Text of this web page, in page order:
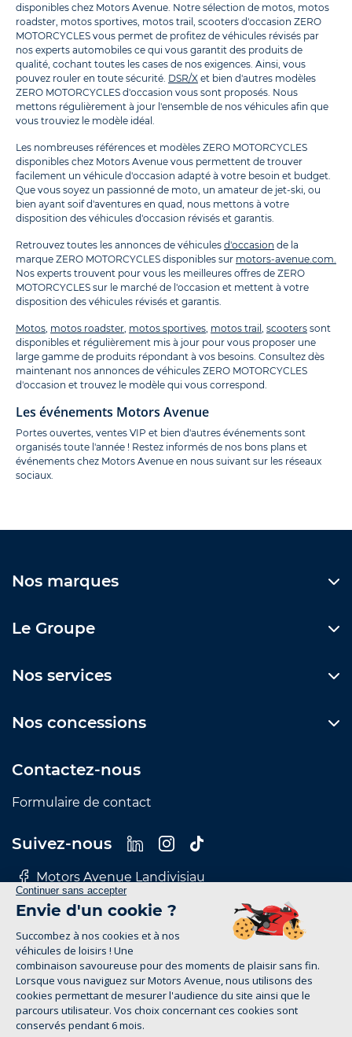
disponibles chez Motors Avenue. Notre sélection de motos, motos
roadster, motos sportives, motos trail, scooters d'occasion ZERO
MOTORCYCLES vous permet de profitez de véhicules révisés par
nos experts automobiles ce qui vous garantit des produits de
qualité, cochant toutes les cases de nos exigences. Ainsi, vous
pouvez rouler en toute sécurité. DSR/X et bien d'autres modèles
ZERO MOTORCYCLES d'occasion vous sont proposés. Nous
mettons régulièrement à jour l'ensemble de nos véhicules afin que
vous trouviez le modèle idéal.
Les nombreuses références et modèles ZERO MOTORCYCLES
disponibles chez Motors Avenue vous permettent de trouver
facilement un véhicule d'occasion adapté à votre besoin et budget.
Que vous soyez un passionné de moto, un amateur de jet-ski, ou
bien ayant soif d'aventures en quad, nous mettons à votre
disposition des véhicules d'occasion révisés et garantis.
Retrouvez toutes les annonces de véhicules d'occasion de la
marque ZERO MOTORCYCLES disponibles sur motors-avenue.com.
Nos experts trouvent pour vous les meilleures offres de ZERO
MOTORCYCLES sur le marché de l'occasion et mettent à votre
disposition des véhicules révisés et garantis.
Motos motos roadster motos sportives motos trail scooters sont
disponibles et régulièrement mis à jour pour vous proposer une
large gamme de produits répondant à vos besoins. Consultez dès
maintenant nos annonces de véhicules ZERO MOTORCYCLES
d'occasion et trouvez le modèle qui vous correspond.
Les événements Motors Avenue
Portes ouvertes, ventes VIP et bien d'autres événements sont
organisés toute l'année ! Restez informés de nos bons plans et
événements chez Motors Avenue en nous suivant sur les réseaux
sociaux.
Nos marques
Le Groupe
Nos services
Nos concessions
Contactez-nous
Formulaire de contact
Suivez-nous
Motors Avenue Landivisiau
Motors Avenue Le Mans
Motors Avenue Rennes
Motors Avenue Tours